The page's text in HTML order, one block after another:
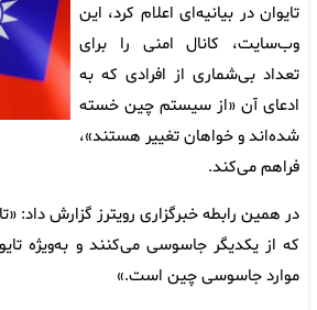
تایوان در بیانیه‌ای اعلام کرد، این
وب‌سایت، کانال امنی را برای
تعداد بی‌شماری از افرادی که به
ادعای آن «از سیستم چین خسته
شده‌اند و خواهان تغییر هستند»،
فراهم می‌کند.
در همین رابطه خبرگزاری رویترز گزارش
که از یکدیگر جاسوسی می‌کنند و به‌ویژه
موارد جاسوسی چین است.»